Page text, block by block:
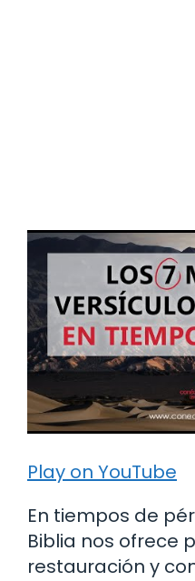
Play on YouTube
En tiempos de
Biblia nos ofrece
restauración y